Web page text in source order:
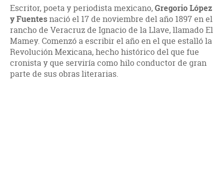
Escritor, poeta y periodista mexicano,Gregorio López
y Fuentesnació el 17 de noviembre del año 1897 en el
rancho de Veracruz de Ignacio de la Llave, llamado El
Mamey. Comenzó a escribir el año en el que estalló la
Revolución Mexicana, hecho histórico del que fue
cronista y que serviría como hilo conductor de gran
parte de sus obras literarias.